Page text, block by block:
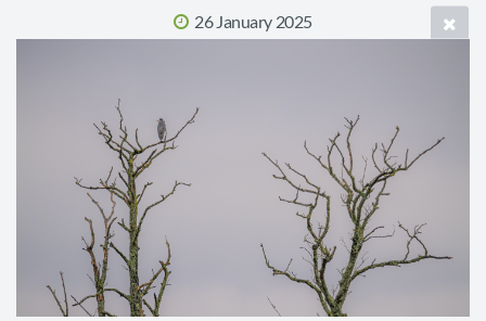
26 January 2025